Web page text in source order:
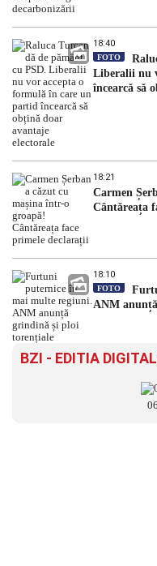
18:40
FOTO
Liberalii nu
încearcă să
18:21
Carmen
Cântăreața
18:10
FOTO
ANM
BZI - EDITIA